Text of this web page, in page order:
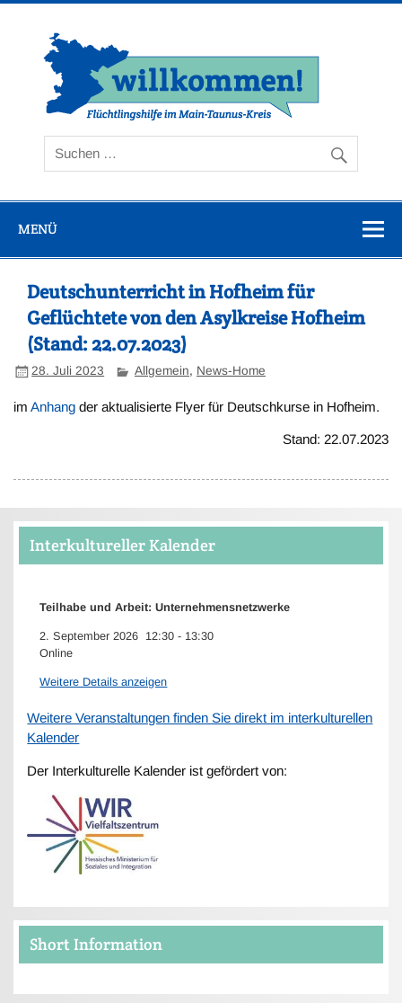
Zum
MENÜ
Deutschunterricht in Hofheim für
Geflüchtete von den Asylkreise Hofheim
(Stand: 22.07.2023)
28. Juli 2023 Allgemein, News-Home
imAnhang der aktualisierte Flyer für Deutschkurse in Hofheim.
Stand: 22.07.2023
Interkultureller Kalender
Teilhabe und Arbeit: Unternehmensnetzwerke
2. September 2026 12:30 - 13:30
Online
Weitere Details anzeigen
Weitere Veranstaltungen finden Sie direkt im interkulturellen
Kalender
Der Interkulturelle Kalender ist gefördert von:
Short Information